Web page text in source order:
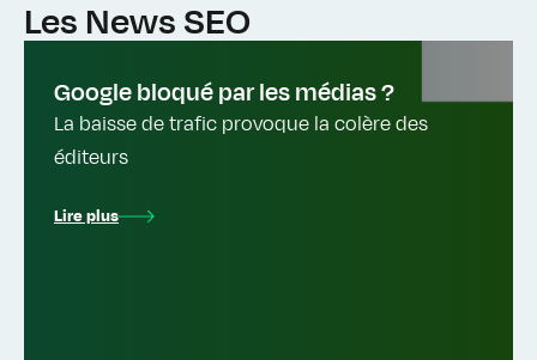
Les News SEO
Google bloqué par les médias ?
La baisse de trafic provoque la colère des
éditeurs
Lire plus